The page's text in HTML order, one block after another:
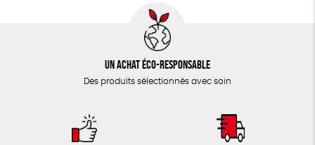
Un achat éco-responsable
Des produits sélectionnés avec soin